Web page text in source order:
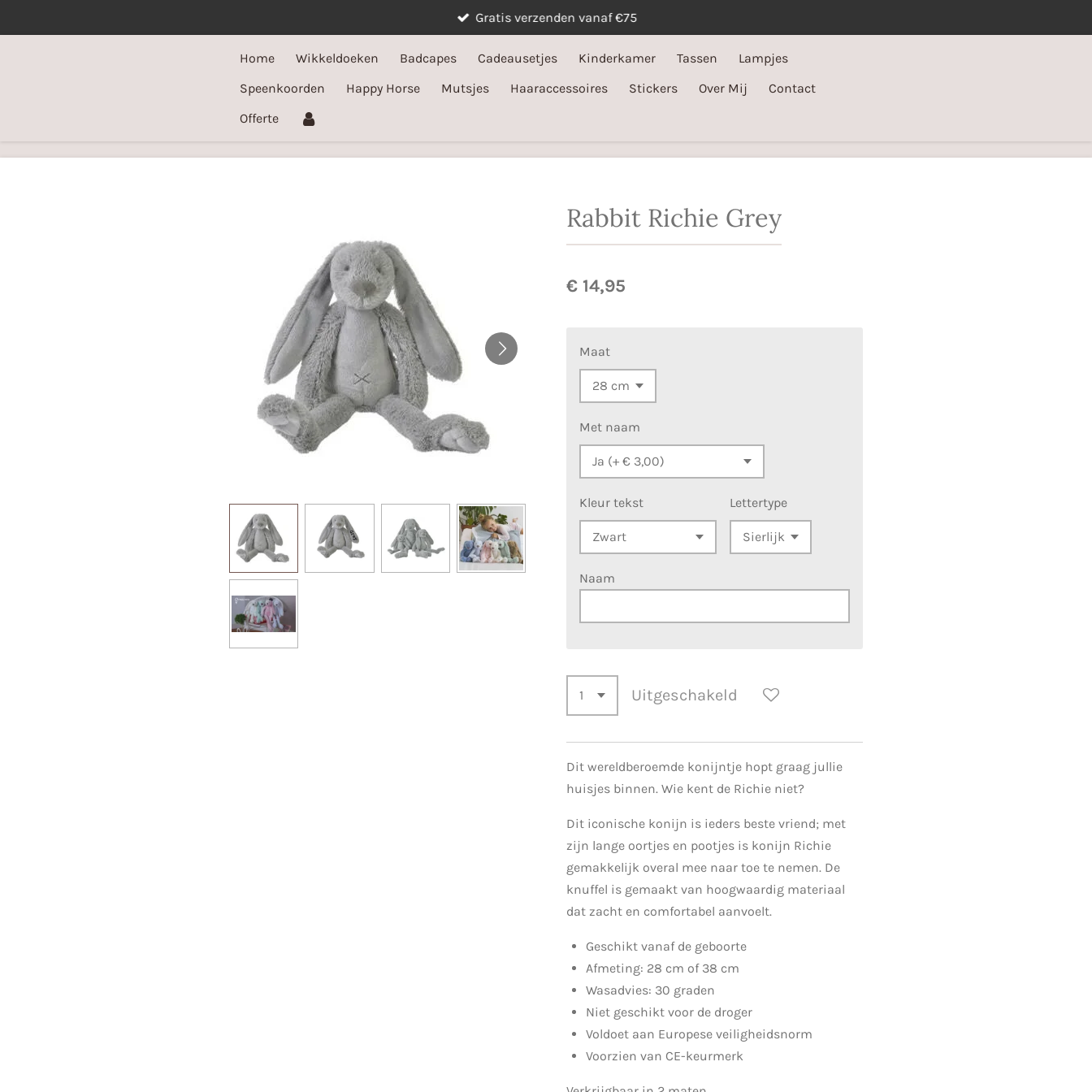
Gratis verzenden vanaf €75
Home Wikkeldoeken Badcapes Cadeausetjes Kinderkamer Tassen
Lampjes
Speenkoorden
Happy Horse Mutsjes Haaraccessoires Stickers Over Mij
Contact
Offerte
Rabbit Richie Grey
€ 14,95
Maat
Met naam
Kleur tekst Lettertype
Naam
Uitgeschakeld
Dit wereldberoemde konijntje hopt graag jullie
huisjes binnen. Wie kent de Richie niet?
Dit iconische konijn is ieders beste vriend; met
zijn lange oortjes en pootjes is konijn Richie
gemakkelijk overal mee naar toe te nemen. De
knuffel is gemaakt van hoogwaardig materiaal
dat zacht en comfortabel aanvoelt.
Geschikt vanaf de geboorte
Afmeting: 28 cm of 38 cm
Wasadvies: 30 graden
Niet geschikt voor de droger
Voldoet aan Europese veiligheidsnorm
Voorzien van CE-keurmerk